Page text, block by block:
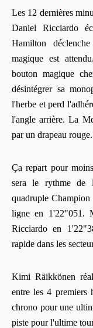
Les 12 dernières
Daniel Ricciardo
Hamilton
magique est
bouton magique
désintégrer sa
l'herbe et perd
l'angle arrière. La
par un drapeau rouge.
Ça repart pour
sera le rythme de
quadruple
ligne en 1'22"051.
Ricciardo en
rapide dans les
Kimi Räikkönen
entre les 4 premiers
chrono pour une
piste pour l'ultime